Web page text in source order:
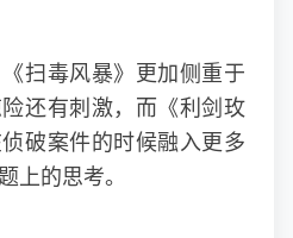
扫毒风暴》更加侧重于
还有刺激，而《利剑玫
破案件的时候融入更多
上的思考。